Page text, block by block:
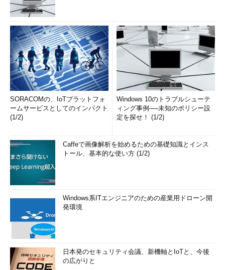
SORACOMの、IoTプラットフォ
ームサービスとしてのインパクト
(1/2)
Windows 10のトラブルシューテ
ィング事例──未知のポリシー設
定を探せ！ (1/2)
Caffeで画像解析を始めるための基礎知識とインス
トール、基本的な使い方 (1/2)
Windows系ITエンジニアのための産業用ドローン開
発環境
日本発のセキュリティ会議、新機軸とIoTと、今後
の広がりと